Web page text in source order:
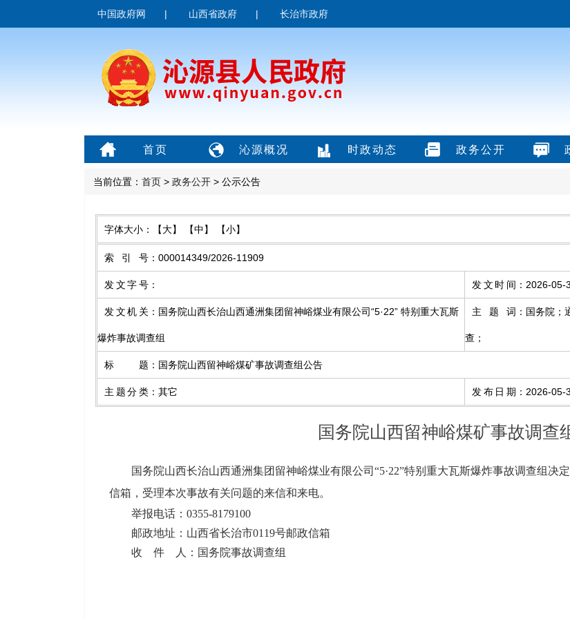
中国政府网 | 山西省政府 | 长治市政府
首页 沁源概况 时政动态 政务公开
当前位置： 首页 > 政务公开 > 公示公告
字体大小： 【大】 【中】 【小】
索引号 ： 000014349/2026-11909
发文字号 ： 发文时间 ： 2026-05-
发文机关 ： 国务院山西长治山西通洲集团留神峪煤业有限公司“5·22” 特别重大瓦斯
爆炸事故调查组
主题词 ： 国务院；
查；
标题 ： 国务院山西留神峪煤矿事故调查组公告
主题分类 ： 其它 发布日期 ： 2026-05-
国务院山西留神峪煤矿事故调查
国务院山西长治山西通洲集团留神峪煤业有限公司“5·22”特别重大瓦斯爆炸事故调查组决
信箱，受理本次事故有关问题的来信和来电。
举报电话：0355-8179100
邮政地址：山西省长治市0119号邮政信箱
收 件 人：国务院事故调查组